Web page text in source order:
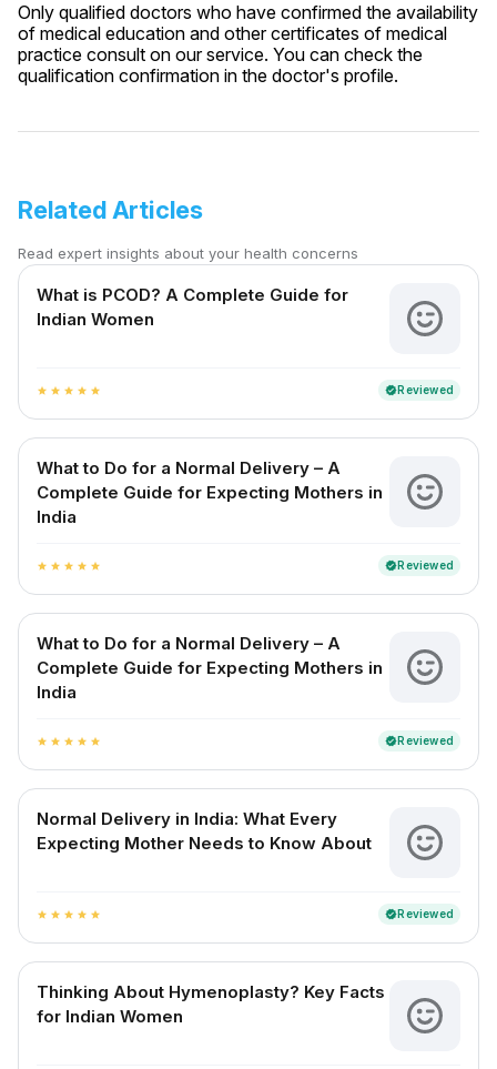
Only qualified doctors who have confirmed the availability
of medical education and other certificates of medical
practice consult on our service. You can check the
qualification confirmation in the doctor's profile.
Related Articles
Read expert insights about your health concerns
What is PCOD? A Complete Guide for
Indian Women
star star star star star verifiedReviewed
What to Do for a Normal Delivery – A
Complete Guide for Expecting Mothers in
India
star star star star star verifiedReviewed
What to Do for a Normal Delivery – A
Complete Guide for Expecting Mothers in
India
star star star star star verifiedReviewed
Normal Delivery in India: What Every
Expecting Mother Needs to Know About
star star star star star verifiedReviewed
Thinking About Hymenoplasty? Key Facts
for Indian Women